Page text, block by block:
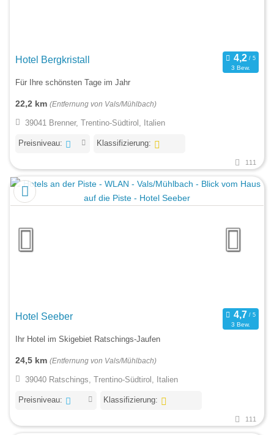
Hotel Bergkristall
3 Bew.
Für Ihre schönsten Tage im Jahr
22,2 km (Entfernung von Vals/Mühlbach)
39041 Brenner, Trentino-Südtirol, Italien
Preisniveau: Klassifizierung:
111
Hotel Seeber
3 Bew.
Ihr Hotel im Skigebiet Ratschings-Jaufen
24,5 km (Entfernung von Vals/Mühlbach)
39040 Ratschings, Trentino-Südtirol, Italien
Preisniveau: Klassifizierung:
111